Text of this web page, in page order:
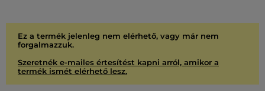
Ez a termék jelenleg nem elérhető, vagy már nem
forgalmazzuk.
Szeretnék e-mailes értesítést kapni arról, amikor a
termék ismét elérhető lesz.